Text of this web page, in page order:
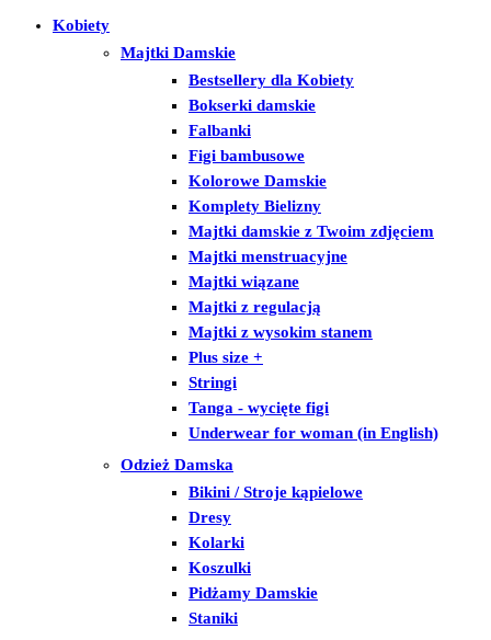
Kobiety
Majtki Damskie
Bestsellery dla Kobiety
Bokserki damskie
Falbanki
Figi bambusowe
Kolorowe Damskie
Komplety Bielizny
Majtki damskie z Twoim zdjęciem
Majtki menstruacyjne
Majtki wiązane
Majtki z regulacją
Majtki z wysokim stanem
Plus size +
Stringi
Tanga - wycięte figi
Underwear for woman (in English)
Odzież Damska
Bikini / Stroje kąpielowe
Dresy
Kolarki
Koszulki
Pidżamy Damskie
Staniki